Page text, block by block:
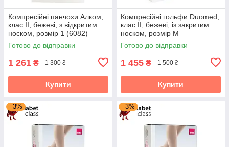
Компресійні панчохи Алком,
клас II, бежеві, з відкритим
носком, розмір 1 (6082)
Готово до відправки
1 261 ₴ 1 300 ₴
Купити
Компресійні гольфи Duomed,
клас II, бежеві, із закритим
носком, розмір M
(V240013000)
Готово до відправки
1 455 ₴ 1 500 ₴
Купити
–3% –3%